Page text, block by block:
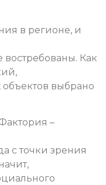
в регионе, и
востребованы. Как
объектов выбрано
–
с точки зрения